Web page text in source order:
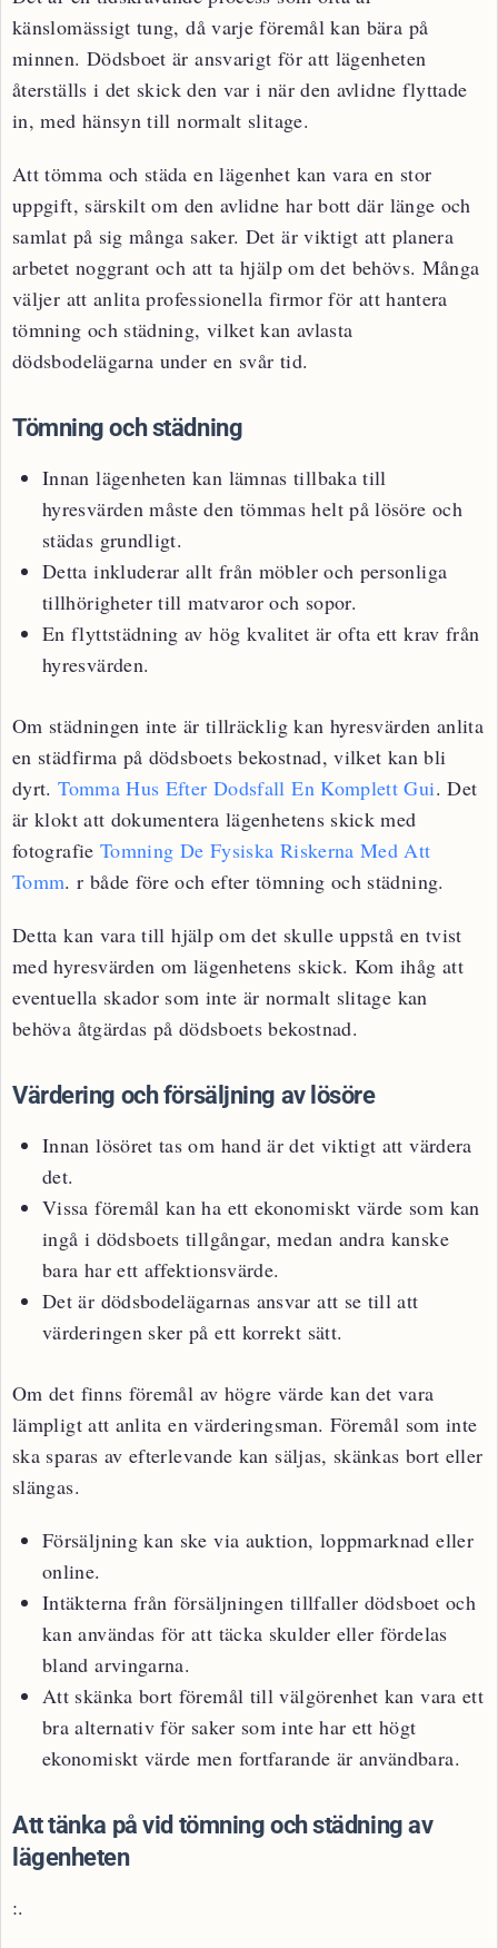
känslomässigt tung, då varje föremål kan bära på
minnen. Dödsboet är ansvarigt för att lägenheten
återställs i det skick den var i när den avlidne flyttade
in, med hänsyn till normalt slitage.
Att tömma och städa en lägenhet kan vara en stor
uppgift, särskilt om den avlidne har bott där länge och
samlat på sig många saker. Det är viktigt att planera
arbetet noggrant och att ta hjälp om det behövs. Många
väljer att anlita professionella firmor för att hantera
tömning och städning, vilket kan avlasta
dödsbodelägarna under en svår tid.
Tömning och städning
Innan lägenheten kan lämnas tillbaka till
hyresvärden måste den tömmas helt på lösöre och
städas grundligt.
Detta inkluderar allt från möbler och personliga
tillhörigheter till matvaror och sopor.
En flyttstädning av hög kvalitet är ofta ett krav från
hyresvärden.
Om städningen inte är tillräcklig kan hyresvärden anlita
en städfirma på dödsboets bekostnad, vilket kan bli
dyrt.Tomma Hus Efter Dodsfall En Komplett Gui. Det
är klokt att dokumentera lägenhetens skick med
fotografie Tomning De Fysiska Riskerna Med Att
Tomm. r både före och efter tömning och städning.
Detta kan vara till hjälp om det skulle uppstå en tvist
med hyresvärden om lägenhetens skick. Kom ihåg att
eventuella skador som inte är normalt slitage kan
behöva åtgärdas på dödsboets bekostnad.
Värdering och försäljning av lösöre
Innan lösöret tas om hand är det viktigt att värdera
det.
Vissa föremål kan ha ett ekonomiskt värde som kan
ingå i dödsboets tillgångar, medan andra kanske
bara har ett affektionsvärde.
Det är dödsbodelägarnas ansvar att se till att
värderingen sker på ett korrekt sätt.
Om det finns föremål av högre värde kan det vara
lämpligt att anlita en värderingsman. Föremål som inte
ska sparas av efterlevande kan säljas, skänkas bort eller
slängas.
Försäljning kan ske via auktion, loppmarknad eller
online.
Intäkterna från försäljningen tillfaller dödsboet och
kan användas för att täcka skulder eller fördelas
bland arvingarna.
Att skänka bort föremål till välgörenhet kan vara ett
bra alternativ för saker som inte har ett högt
ekonomiskt värde men fortfarande är användbara.
Att tänka på vid tömning och städning av
lägenheten
:.